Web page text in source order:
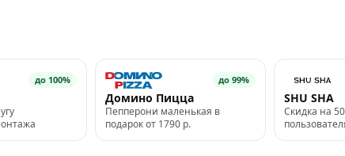
до 100% до 99%
Домино Пицца
Пепперони маленькая в
подарок от 1790 р.
SHU SHA
Скидка на